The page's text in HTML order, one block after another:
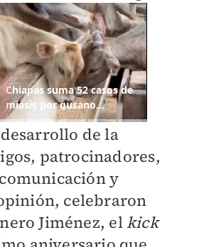
de la
patrocinadores,
y
celebraron
Jiménez, el kick